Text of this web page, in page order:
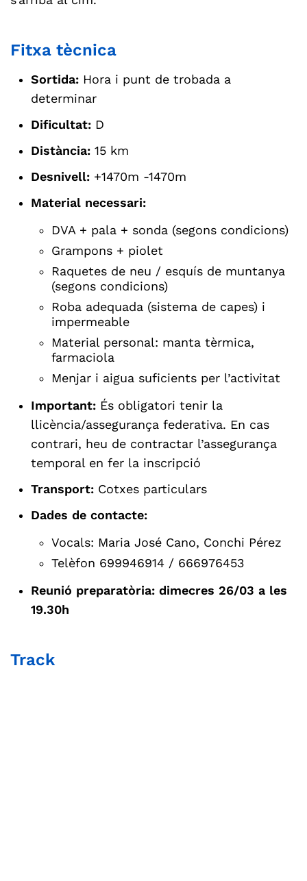
Fitxa tècnica
Sortida: Hora i punt de trobada a
determinar
Dificultat: D
Distància: 15 km
Desnivell: +1470m -1470m
Material necessari:
DVA + pala + sonda (segons condicions)
Grampons + piolet
Raquetes de neu / esquís de muntanya
(segons condicions)
Roba adequada (sistema de capes) i
impermeable
Material personal: manta tèrmica,
farmaciola
Menjar i aigua suficients per l’activitat
Important: És obligatori tenir la
llicència/assegurança federativa. En cas
contrari, heu de contractar l’assegurança
temporal en fer la inscripció
Transport: Cotxes particulars
Dades de contacte:
Vocals: Maria José Cano, Conchi Pérez
Telèfon 699946914 / 666976453
Reunió preparatòria: dimecres 26/03 a les
19.30h
Track